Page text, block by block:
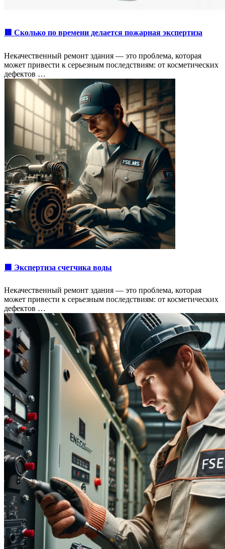
🟥 Сколько по времени делается пожарная экспертиза
Некачественный ремонт здания — это проблема, которая
может привести к серьезным последствиям: от косметических
дефектов …
🟩 Экспертиза счетчика воды
Некачественный ремонт здания — это проблема, которая
может привести к серьезным последствиям: от косметических
дефектов …